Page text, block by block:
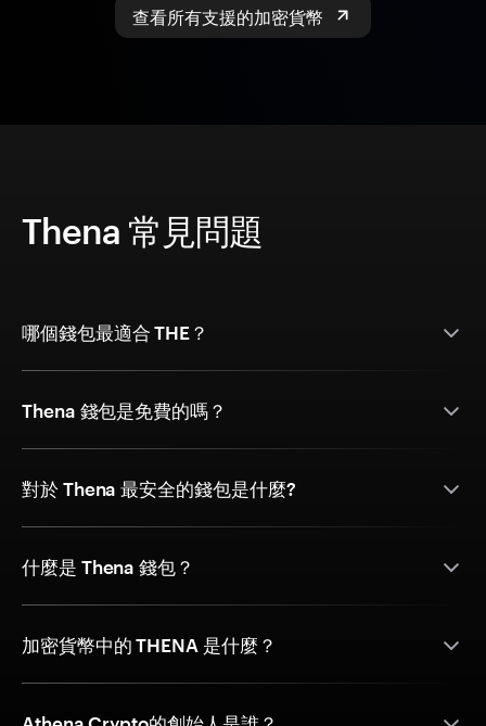
查看所有支援的加密貨幣
Thena 常見問題
哪個錢包最適合 THE？
Thena 錢包是免費的嗎？
對於 Thena 最安全的錢包是什麼?
什麼是 Thena 錢包？
加密貨幣中的 THENA 是什麼？